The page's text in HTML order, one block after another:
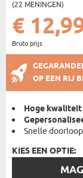
(22 MENINGEN)
€
Bruto prijs
OP EEN RIJ
Hoge kwaliteit
Snelle
KIES EEN OPTIE: